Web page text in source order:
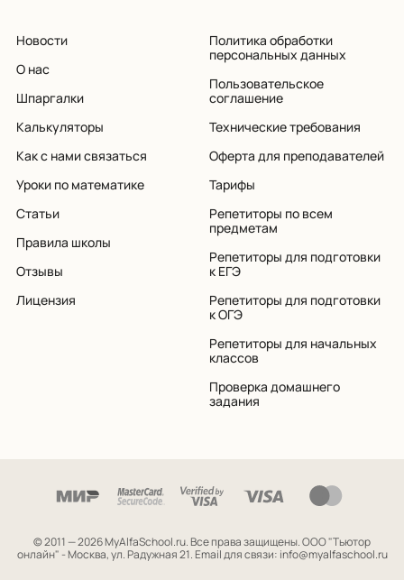
Новости
О нас
Шпаргалки
Калькуляторы
Как с нами связаться
Уроки по математике
Статьи
Правила школы
Отзывы
Лицензия
Политика обработки
персональных данных
Пользовательское
соглашение
Технические требования
Оферта для преподавателей
Тарифы
Репетиторы по всем
предметам
Репетиторы для подготовки
к ЕГЭ
Репетиторы для подготовки
к ОГЭ
Репетиторы для начальных
классов
Проверка домашнего
задания
© 2011 — 2026 MyAlfaSchool.ru. Все права защищены.ООО "Тьютор
онлайн" - Москва, ул. Радужная 21. Email для связи: info@myalfaschool.ru